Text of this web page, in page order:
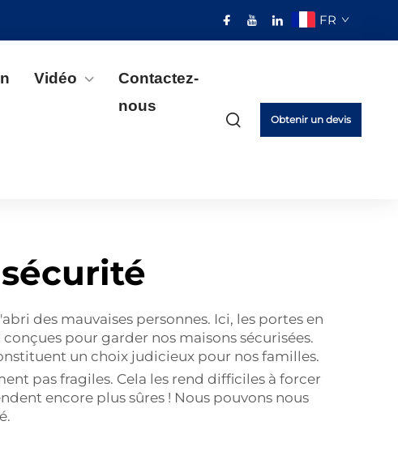
FR
Vidéo
Contactez-
nous
Obtenir un devis
des mauvaises personnes. Ici, les portes en
pour garder nos maisons sécurisées.
un choix judicieux pour nos familles.
pas fragiles. Cela les rend difficiles à forcer
encore plus sûres ! Nous pouvons nous